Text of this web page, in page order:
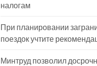
налогам
При планировании
поездок учтите
Минтруд позволил